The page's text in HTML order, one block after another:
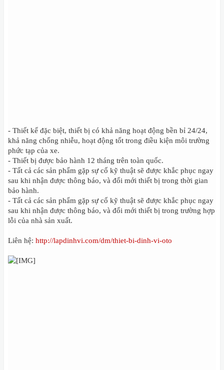
- Thiết kế đặc biệt, thiết bị có khả năng hoạt động bền bỉ 24/24,
khả năng chống nhiễu, hoạt động tốt trong điều kiện môi trường
phức tạp của xe.
- Thiết bị được bảo hành 12 tháng trên toàn quốc.
- Tất cả các sản phẩm gặp sự cố kỹ thuật sẽ được khắc phục ngay
sau khi nhận được thông báo, và đổi mới thiết bị trong thời gian
bảo hành.
- Tất cả các sản phẩm gặp sự cố kỹ thuật sẽ được khắc phục ngay
sau khi nhận được thông báo, và đổi mới thiết bị trong trường hợp
lỗi của nhà sản xuất.
Liên hệ: http://lapdinhvi.com/dm/thiet-bi-dinh-vi-oto